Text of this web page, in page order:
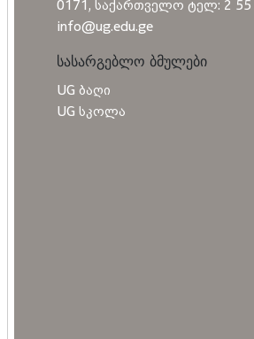
0171, საქართველო ტელ: 2 55
info@ug.edu.ge
სასარგებლო ბმულები
UG ბაღი
UG სკოლა